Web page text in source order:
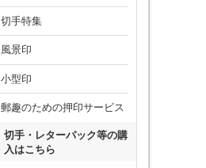
切手特集
風景印
小型印
郵趣のための押印サービス
切手・レターパック等の購
入はこちら